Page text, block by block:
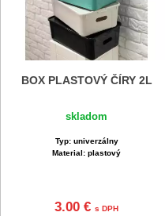
BOX PLASTOVÝ ČÍRY 2L
skladom
Typ: univerzálny
Material: plastový
3.00 €s DPH